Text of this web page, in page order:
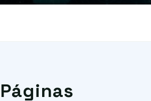
Páginas